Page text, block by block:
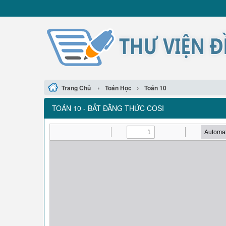
Trang Chủ › Toán Học › Toán 10
TOÁN 10 - BẤT ĐẰNG THỨC COSI